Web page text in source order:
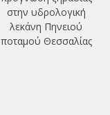
στην υδρολογική
λεκάνη Πηνειού
ποταμού Θεσσαλίας